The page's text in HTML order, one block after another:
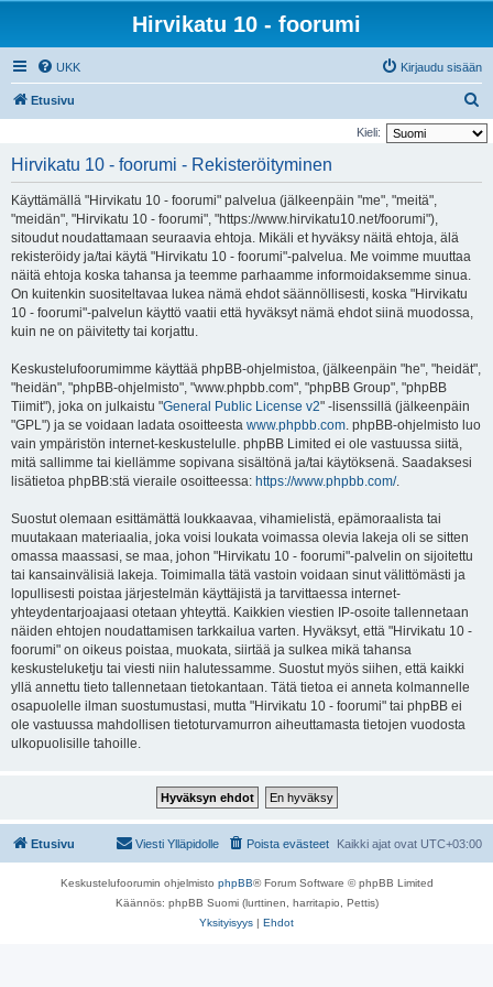
Hirvikatu 10 - foorumi
UKK Kirjaudu sisään
Etusivu
t
Kieli:
Hirvikatu 10 - foorumi - Rekisteröityminen
Käyttämällä "Hirvikatu 10 - foorumi" palvelua (jälkeenpäin "me", "meitä",
"meidän", "Hirvikatu 10 - foorumi", "https://www.hirvikatu10.net/foorumi"),
sitoudut noudattamaan seuraavia ehtoja. Mikäli et hyväksy näitä ehtoja, älä
rekisteröidy ja/tai käytä "Hirvikatu 10 - foorumi"-palvelua. Me voimme muuttaa
näitä ehtoja koska tahansa ja teemme parhaamme informoidaksemme sinua.
On kuitenkin suositeltavaa lukea nämä ehdot säännöllisesti, koska "Hirvikatu
10 - foorumi"-palvelun käyttö vaatii että hyväksyt nämä ehdot siinä muodossa,
kuin ne on päivitetty tai korjattu.
Keskustelufoorumimme käyttää phpBB-ohjelmistoa, (jälkeenpäin "he", "heidät",
"heidän", "phpBB-ohjelmisto", "www.phpbb.com", "phpBB Group", "phpBB
Tiimit"), joka on julkaistu "General Public License v2" -lisenssillä (jälkeenpäin
"GPL") ja se voidaan ladata osoitteesta www.phpbb.com. phpBB-ohjelmisto luo
vain ympäristön internet-keskustelulle. phpBB Limited ei ole vastuussa siitä,
mitä sallimme tai kiellämme sopivana sisältönä ja/tai käytöksenä. Saadaksesi
lisätietoa phpBB:stä vieraile osoitteessa: https://www.phpbb.com/.
Suostut olemaan esittämättä loukkaavaa, vihamielistä, epämoraalista tai
muutakaan materiaalia, joka voisi loukata voimassa olevia lakeja oli se sitten
omassa maassasi, se maa, johon "Hirvikatu 10 - foorumi"-palvelin on sijoitettu
tai kansainvälisiä lakeja. Toimimalla tätä vastoin voidaan sinut välittömästi ja
lopullisesti poistaa järjestelmän käyttäjistä ja tarvittaessa internet-
yhteydentarjoajaasi otetaan yhteyttä. Kaikkien viestien IP-osoite tallennetaan
näiden ehtojen noudattamisen tarkkailua varten. Hyväksyt, että "Hirvikatu 10 -
foorumi" on oikeus poistaa, muokata, siirtää ja sulkea mikä tahansa
keskusteluketju tai viesti niin halutessamme. Suostut myös siihen, että kaikki
yllä annettu tieto tallennetaan tietokantaan. Tätä tietoa ei anneta kolmannelle
osapuolelle ilman suostumustasi, mutta "Hirvikatu 10 - foorumi" tai phpBB ei
ole vastuussa mahdollisen tietoturvamurron aiheuttamasta tietojen vuodosta
ulkopuolisille tahoille.
Etusivu Kaikki ajat ovat UTC+03:00
Poista evästeet
Viesti Ylläpidolle
Keskustelufoorumin ohjelmisto phpBB® Forum Software © phpBB Limited
Käännös: phpBB Suomi (lurttinen, harritapio, Pettis)
Yksityisyys | Ehdot